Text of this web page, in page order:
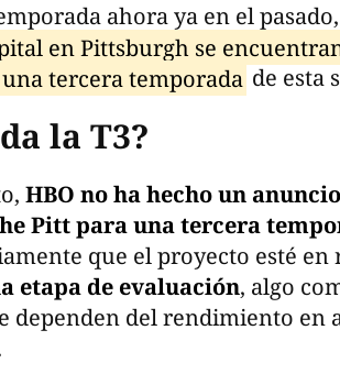
ahora ya en el pasado,
en Pittsburgh se
tercera temporada de esta
la T3?
HBO no ha hecho un
Pitt para una tercera
que el proyecto esté en
etapa de evaluación, algo
dependen del rendimiento en